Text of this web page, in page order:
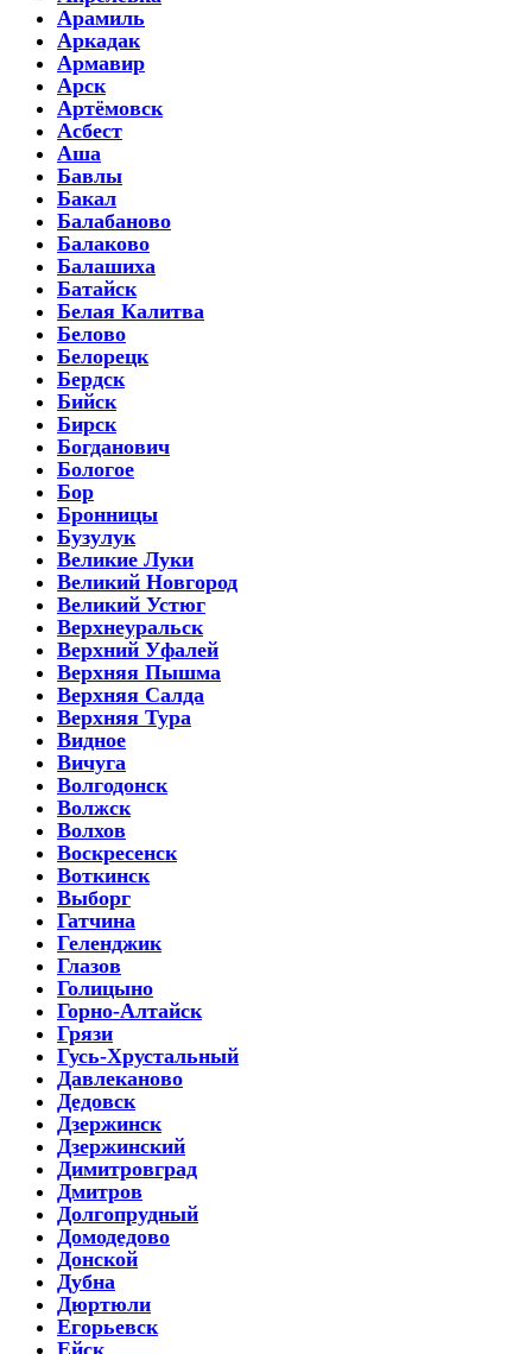
Арамиль
Аркадак
Армавир
Арск
Артёмовск
Асбест
Аша
Бавлы
Бакал
Балабаново
Балаково
Балашиха
Батайск
Белая Калитва
Белово
Белорецк
Бердск
Бийск
Бирск
Богданович
Бологое
Бор
Бронницы
Бузулук
Великие Луки
Великий Новгород
Великий Устюг
Верхнеуральск
Верхний Уфалей
Верхняя Пышма
Верхняя Салда
Верхняя Тура
Видное
Вичуга
Волгодонск
Волжск
Волхов
Воскресенск
Воткинск
Выборг
Гатчина
Геленджик
Глазов
Голицыно
Горно-Алтайск
Грязи
Гусь-Хрустальный
Давлеканово
Дедовск
Дзержинск
Дзержинский
Димитровград
Дмитров
Долгопрудный
Домодедово
Донской
Дубна
Дюртюли
Егорьевск
Ейск